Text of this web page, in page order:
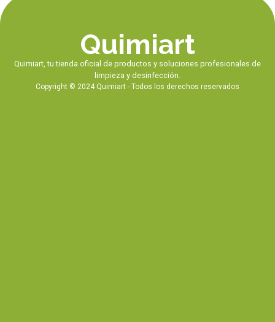
Quimiart
Quimiart, tu tienda oficial de productos y soluciones profesionales de
limpieza y desinfección.
Copyright © 2024 Quimiart - Todos los derechos reservados